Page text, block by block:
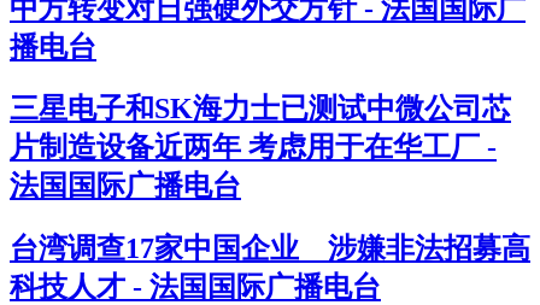
中方转变对日强硬外交方针 - 法国国际广
播电台
三星电子和SK海力士已测试中微公司芯
片制造设备近两年 考虑用于在华工厂 -
法国国际广播电台
台湾调查17家中国企业 涉嫌非法招募高
科技人才 - 法国国际广播电台